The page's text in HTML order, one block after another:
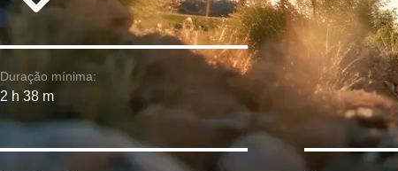
Duração mínima:
2 h 38 m